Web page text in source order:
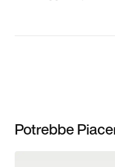
Potrebbe